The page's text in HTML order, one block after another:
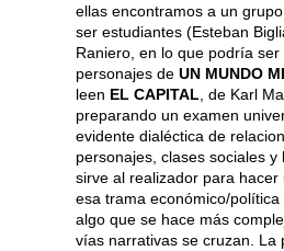
ellas encontramos a un
ser estudiantes (Esteban
Raniero, en lo que podría
personajes de UN MUNDO
leen EL CAPITAL , de Karl
preparando un examen
evidente dialéctica de
personajes, clases sociales y
sirve al realizador para hacer
esa trama económico/política
algo que se hace más
vías narrativas se cruzan. La